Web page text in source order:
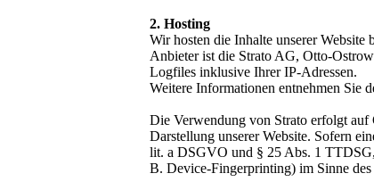
2. Hosting
Wir hosten die Inhalte unserer Website
Anbieter ist die Strato AG, Otto-
Logfiles inklusive Ihrer IP-Adressen.
Weitere Informationen entnehmen Sie
Die Verwendung von Strato erfolgt auf
Darstellung unserer Website. Sofern
lit. a DSGVO und § 25 Abs. 1
B. Device-Fingerprinting) im Sinne